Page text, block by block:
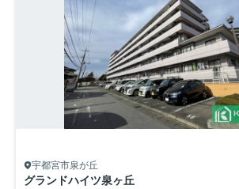
宇都宮市泉が丘
グランドハイツ泉ヶ丘